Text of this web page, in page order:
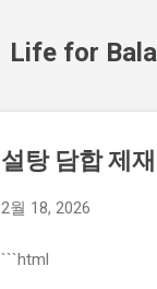
Life for
설탕 담합 제
2월 18, 2026
```html